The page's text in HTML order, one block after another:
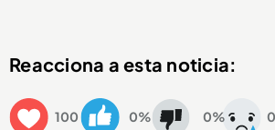
Reacciona a esta noticia:
100 0% 0%